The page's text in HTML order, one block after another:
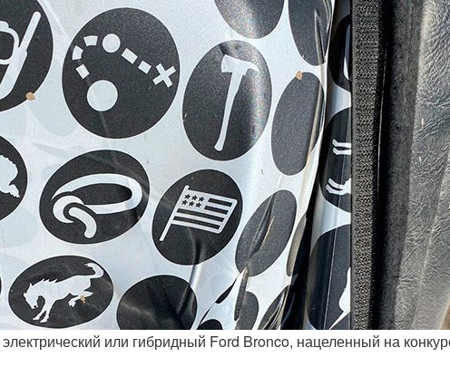
или гибридный Ford Bronco, нацеленный на